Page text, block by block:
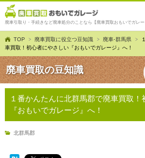
廃車引取り・手続きなど廃車処分のことなら【廃車買取おもいでガレー
TOP 廃車買取に役立つ豆知識 廃車-群馬県
車買取！初心者にやさしい『おもいでガレージ』へ！
廃車買取の豆知識
１番かんたんに北群馬郡で廃車買取！
『おもいでガレージ』へ！
北群馬郡